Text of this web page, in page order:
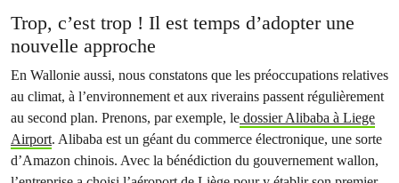
Trop, c’est trop ! Il est temps d’adopter une
nouvelle approche
En Wallonie aussi, nous constatons que les préoccupations relatives
au climat, à l’environnement et aux riverains passent régulièrement
au second plan. Prenons, par exemple, le dossier Alibaba à Liege
Airport. Alibaba est un géant du commerce électronique, une sorte
d’Amazon chinois. Avec la bénédiction du gouvernement wallon,